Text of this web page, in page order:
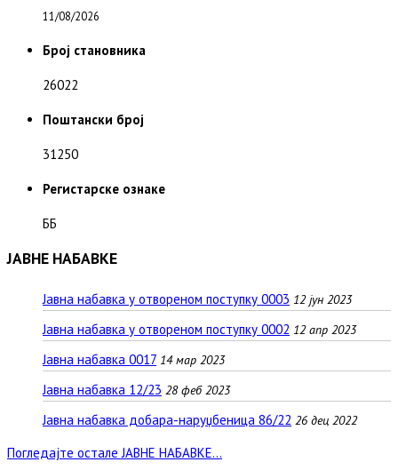
11/08/2026
Број становника
26022
Поштански број
31250
Регистарске ознаке
ББ
ЈАВНЕ НАБАВКЕ
Јавна набавка у отвореном поступку 0003 12 јун 2023
Јавна набавка у отвореном поступку 0002 12 апр 2023
Јавна набавка 0017 14 мар 2023
Јавна набавка 12/23 28 феб 2023
Јавна набавка добара-наруџбеница 86/22 26 дец 2022
Погледајте остале ЈАВНЕ НАБАВКЕ...